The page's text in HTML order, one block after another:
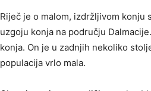
Riječ je o malom, izdržljivom konju
uzgoju konja na području
konja. On je u zadnjih nekoliko
populacija vrlo mala.